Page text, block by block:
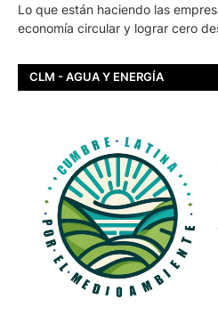
Lo que están haciendo las
economía circular y lograr cero
CLM - AGUA Y ENERGÍA